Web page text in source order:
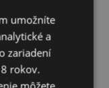
umožníte
a
zariadení
rokov.